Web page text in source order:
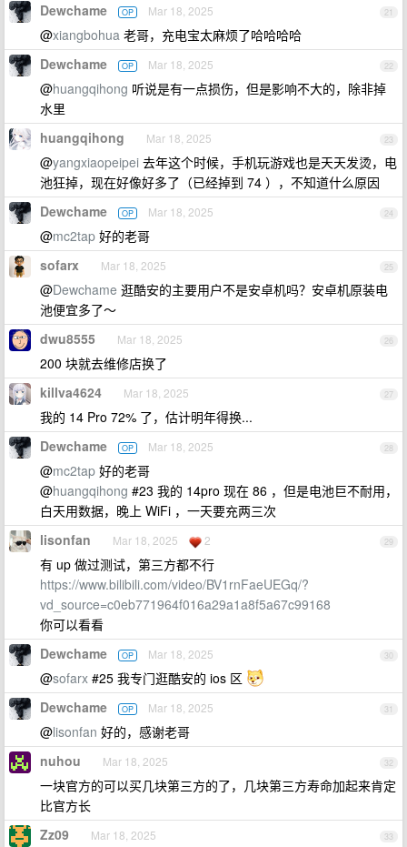
21
Dewchame OP Mar 18, 2025
@xiangbohua 老哥，充电宝太麻烦了哈哈哈哈
22
Dewchame OP Mar 18, 2025
@huangqihong 听说是有一点损伤，但是影响不大的，除非掉
水里
23
huangqihong Mar 18, 2025
@yangxiaopeipei 去年这个时候，手机玩游戏也是天天发烫，电
池狂掉，现在好像好多了（已经掉到 74 ），不知道什么原因
24
Dewchame OP Mar 18, 2025
@mc2tap 好的老哥
25
sofarx Mar 18, 2025
@Dewchame 逛酷安的主要用户不是安卓机吗？安卓机原装电
池便宜多了～
26
dwu8555 Mar 18, 2025
200 块就去维修店换了
27
killva4624 Mar 18, 2025
我的 14 Pro 72% 了，估计明年得换...
28
Dewchame OP Mar 18, 2025
@mc2tap 好的老哥
@huangqihong #23 我的 14pro 现在 86 ，但是电池巨不耐用，
白天用数据，晚上 WiFi ，一天要充两三次
29
lisonfan Mar 18, 2025 2
有 up 做过测试，第三方都不行
https://www.bilibili.com/video/BV1rnFaeUEGq/?
vd_source=c0eb771964f016a29a1a8f5a67c99168
你可以看看
30
Dewchame OP Mar 18, 2025
@sofarx #25 我专门逛酷安的 ios 区
31
Dewchame OP Mar 18, 2025
@lisonfan 好的，感谢老哥
32
nuhou Mar 18, 2025
一块官方的可以买几块第三方的了，几块第三方寿命加起来肯定
比官方长
33
Zz09 Mar 18, 2025